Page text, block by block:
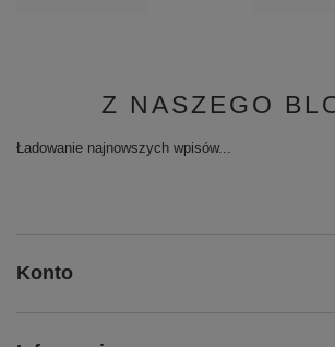
Z NASZEGO
Ładowanie najnowszych wpisów...
Konto